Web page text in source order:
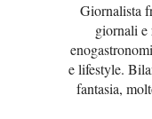
Giornalista
giornali e
e lifestyle.
fantasia,